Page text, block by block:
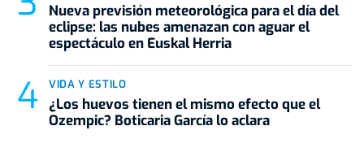
Nueva previsión meteorológica para el día del
eclipse: las nubes amenazan con aguar el
espectáculo en Euskal Herria
VIDA Y ESTILO
¿Los huevos tienen el mismo efecto que el
Ozempic? Boticaria García lo aclara